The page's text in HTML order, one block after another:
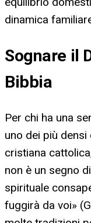
dinamica
Sognare il
Bibbia
Per chi ha una
uno dei più
cristiana
non è un segno
spirituale
fuggirà da voi»